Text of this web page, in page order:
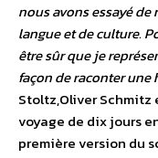
nous avons essayé
langue et de culture.
être sûr que je
façon de raconter
Stoltz,Oliver Schmitz
voyage de dix jours
première version du